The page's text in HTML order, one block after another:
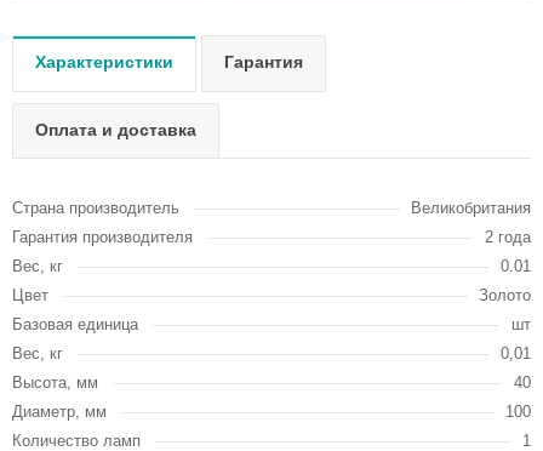
Характеристики Гарантия
Оплата и доставка
Страна производитель
Великобритания
Гарантия производителя
2 года
Вес, кг
0.01
Цвет
Золото
Базовая единица
шт
Вес, кг
0,01
Высота, мм
40
Диаметр, мм
100
Количество ламп
1